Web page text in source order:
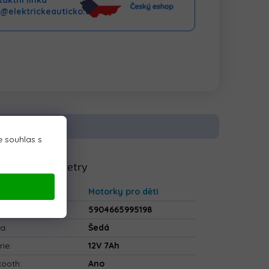
souhlas s
parametry
Motorky pro děti
5904665995198
:
Šedá
:
12V 7Ah
:
Ano